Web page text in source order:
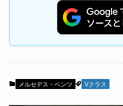
メルセデス・ベンツ Vクラス